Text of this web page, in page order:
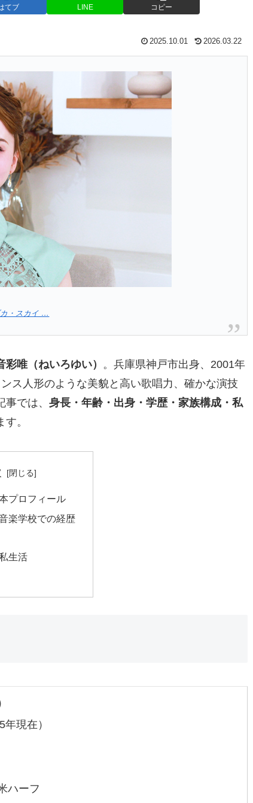
てブ LINE コピー
2025.10.01 2026.03.22
カ・スカイ …
彩唯（ねいろゆい） 。兵庫県神戸市出身、2001年
ス人形のような美貌と高い歌唱力、確かな演技
では、 身長・年齢・出身・学歴・家族構成・私
。
プロフィール
楽学校での経歴
生活
現在）
ハーフ